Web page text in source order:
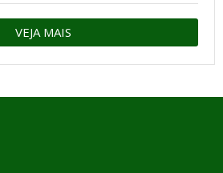
VEJA MAIS